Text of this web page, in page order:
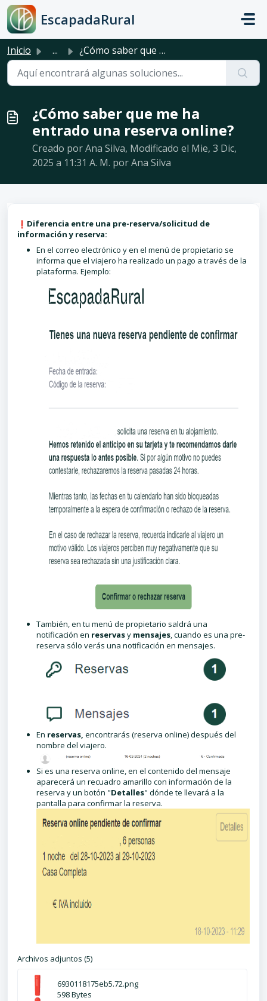
Saltar al contenido principal
EscapadaRural
Inicio ... ¿Cómo saber que me ha entrado una reserva online?
¿Cómo saber que me ha
entrado una reserva online?
Creado por Ana Silva, Modificado el Mie, 3 Dic,
2025 a 11:31 A. M. por Ana Silva
Diferencia entre una pre-reserva/solicitud de
información y reserva:
En el correo electrónico y en el menú de propietario se
informa que el viajero ha realizado un pago a través de la
plataforma. Ejemplo:
También, en tu menú de propietario saldrá una
notificación en reservasy mensajes, cuando es una pre-
reserva sólo verás una notificación en mensajes.
En reservas, encontrarás (reserva online) después del
nombre del viajero.
Si es una reserva online, en el contenido del mensaje
aparecerá un recuadro amarillo con información de la
reserva y un botón "Detalles" dónde te llevará a la
pantalla para confirmar la reserva.
Archivos adjuntos (5)
6930118175eb5.72.png
598 Bytes